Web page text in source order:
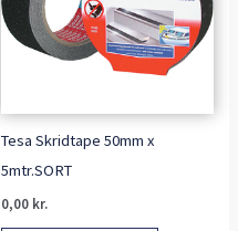
Tesa Skridtape 50mm x
5mtr.SORT
0,00 kr.